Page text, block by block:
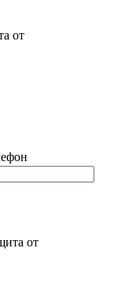
от
от